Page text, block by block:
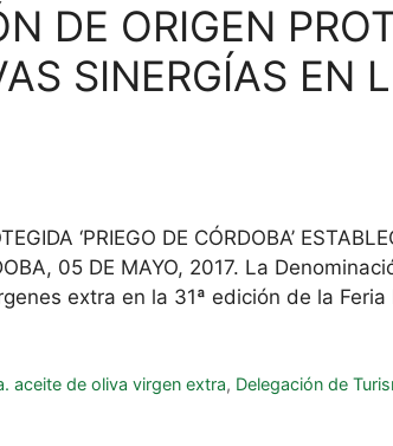
DE ORIGEN
SINERGÍAS EN
‘PRIEGO DE CÓRDOBA’
05 DE MAYO, 2017. La
extra en la 31ª edición de la
aceite de oliva virgen extra, Delegación de